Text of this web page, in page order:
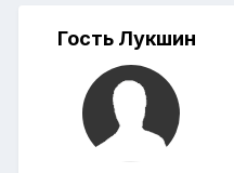
Гость Лукшин